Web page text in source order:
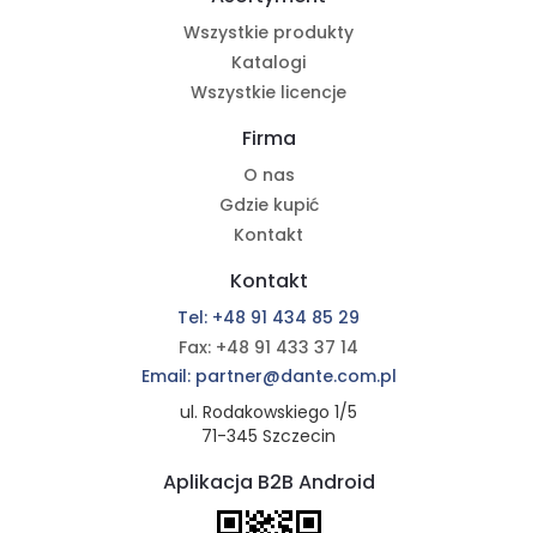
Wszystkie produkty
Katalogi
Wszystkie licencje
Firma
O nas
Gdzie kupić
Kontakt
Kontakt
Tel: +48 91 434 85 29
Fax: +48 91 433 37 14
Email: partner@dante.com.pl
ul. Rodakowskiego 1/5
71-345 Szczecin
Aplikacja B2B Android